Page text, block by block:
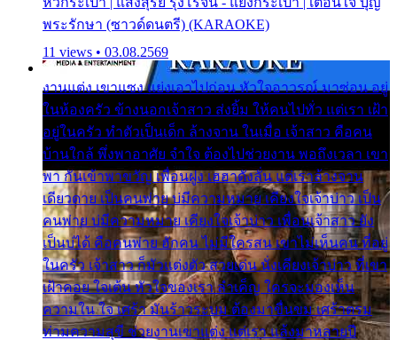
พระรักษา (ซาวด์ดนตรี) (KARAOKE)
11 views • 03.08.2569
งานแต่ง เขาแซง แย่งเอาไปก่อน หัวใจอาวรณ์ มาซ่อน อยู่
ในห้องครัว ข้างนอกเจ้าสาว ส่งยิ้ม ให้คนไปทั่ว แต่เรา เฝ้า
อยู่ในครัว ทำตัวเป็นเด็ก ล้างจาน ในเมื่อ เจ้าสาว คือคน
บ้านใกล้ พึ่งพาอาศัย จำใจ ต้องไปช่วยงาน พอถึงเวลา เขา
พา กันเข้าพาขวัญ เพื่อนฝูง เฮฮาดังลั่น แต่เราล้างจาน
เดียวดาย เป็นคนพ่าย บ่มีความหมาย เคียงใจเจ้าบ่าว เป็น
คนพ่าย บ่มีความหมาย เคียงใจเจ้าบ่าว เพื่อนเจ้าสาว ยัง
เป็นบ่ได้ คือคนพ่าย ฮักคน ไม่มีใครสน เขาไม่เห็นคน ที่อยู่
ในครัว เจ้าสาว ก็มัวแต่งตัว สวยเด่น นั่งเคียงเจ้าบ่าว ที่เขา
เฝ้าคอย ใจเต้น หัวใจของเรา ลำเค็ญ ใครจะมองเห็น
ความใน ใจ เศร้า มันร้าวระบม ต้องมาขื่นขม เศร้าตรม
ท่ามความสุขี ช่วยงานเขาแต่ง แต่เรา แล้งมาหลายปี